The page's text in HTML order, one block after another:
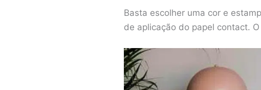
Basta escolher uma cor e
de aplicação do papel contact.